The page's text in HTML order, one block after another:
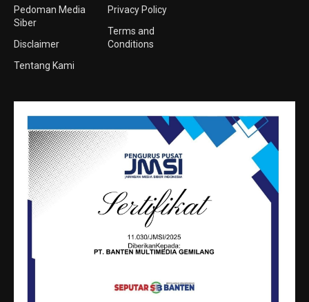
Pedoman Media
Siber
Disclaimer
Tentang Kami
Privacy Policy
Terms and
Conditions